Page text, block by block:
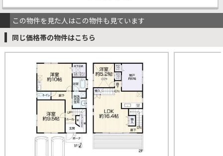
この物件を見た人はこの物件も見ています
同じ価格帯の物件はこちら